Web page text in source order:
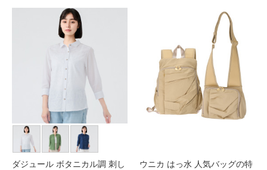
ダジュール ボタニカル調 刺し
ウニカ はっ水 人気バッグの特